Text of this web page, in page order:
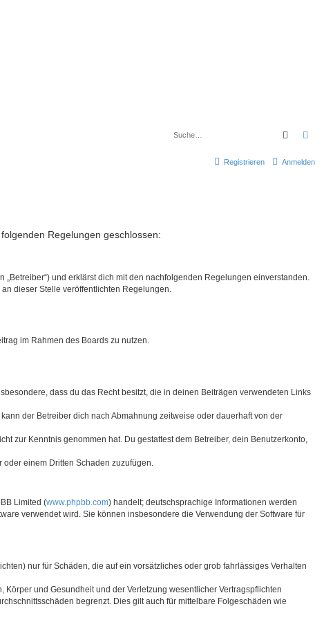
Suche
Anmelden
Registrieren
Regelungen geschlossen:
„Betreiber“) und erklärst dich mit den nachfolgenden Regelungen einverstanden.
dieser Stelle veröffentlichten Regelungen.
im Rahmen des Boards zu nutzen.
dass du das Recht besitzt, die in deinen Beiträgen verwendeten Links
der Betreiber dich nach Abmahnung zeitweise oder dauerhaft von der
zur Kenntnis genommen hat. Du gestattest dem Betreiber, dein Benutzerkonto,
einem Dritten Schaden zuzufügen.
Limited (www.phpbb.com) handelt; deutschsprachige Informationen werden
verwendet wird. Sie können insbesondere die Verwendung der Software für
nur für Schäden, die auf ein vorsätzliches oder grob fahrlässiges Verhalten
und Gesundheit und der Verletzung wesentlicher Vertragspflichten
begrenzt. Dies gilt auch für mittelbare Folgeschäden wie